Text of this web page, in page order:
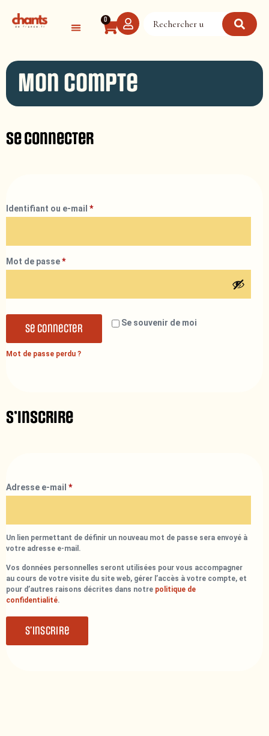
0
Mon compte
Se connecter
Identifiant ou e-mail *
Mot de passe*
Se souvenir de moi
Se connecter
Mot de passe perdu ?
S’inscrire
Adresse e-mail *
Un lien permettant de définir un nouveau mot de passe sera envoyé à
votre adresse e-mail.
Vos données personnelles seront utilisées pour vous accompagner
au cours de votre visite du site web, gérer l’accès à votre compte, et
pour d’autres raisons décrites dans notre politique de
confidentialité.
S’inscrire